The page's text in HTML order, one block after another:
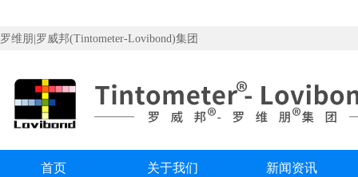
罗维朋|罗威邦(Tintometer-Lovibond)集团
首页 关于我们 新闻资讯